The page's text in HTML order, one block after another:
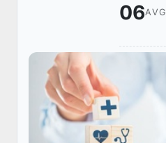
06AVG